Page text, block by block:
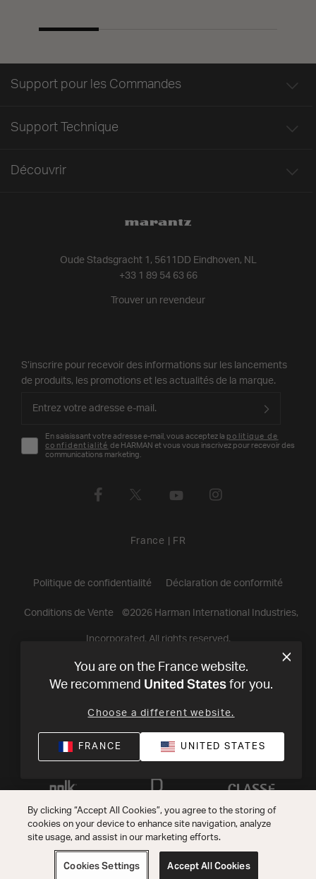
Oude Stadsgracht 1, 5611DD Eindhoven, NL
+33 1 89 54 63 66
Trouver un revendeur
Support pour les Commandes
Support Technique
Découvrir
S’inscrire pour recevoir des informations sur les lancements
de produits, les promotions et les actualités de la marque.
En saisissant votre adresse e-mail, vous acceptez la politique de
confidentialité de HARMAN et vous vous inscrivez pour recevoir des
communications marketing.
France FR
Politique de confidentialité Déclaration de conformité
Conditions de Vente ©2026Harman International Industries,
Incorporated. All rights reserved.
You are on the France website.
We recommend United States for you.
Choose a different website.
FRANCE UNITED STATES
By clicking “Accept All Cookies”, you agree to the storing of
cookies on your device to enhance site navigation, analyze
site usage, and assist in our marketing efforts.
Cookies Settings Accept All Cookies